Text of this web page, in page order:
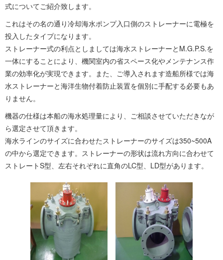
式についてご紹介致します。
これはその名の通り冷却海水ポンプ入口側のストレーナーに電極を
投入したタイプになります。
ストレーナー式の利点としましては海水ストレーナーとM.G.P.S.を
一体にすることにより、機関室内の省スペース化やメンテナンス作
業の効率化が実現できます。また、ご導入されます造船所様では海
水ストレーナーと海洋生物付着防止装置を個別に手配する必要もあ
りません。
機器の仕様は本船の海水処理量により、ご相談させていただきなが
ら選定させて頂きます。
海水ラインのサイズに合わせたストレーナーのサイズは350~500A
の中から選定できます。ストレーナーの形状は流れ方向に合わせて
ストレートS型、左右それぞれに直角のLC型、LD型があります。